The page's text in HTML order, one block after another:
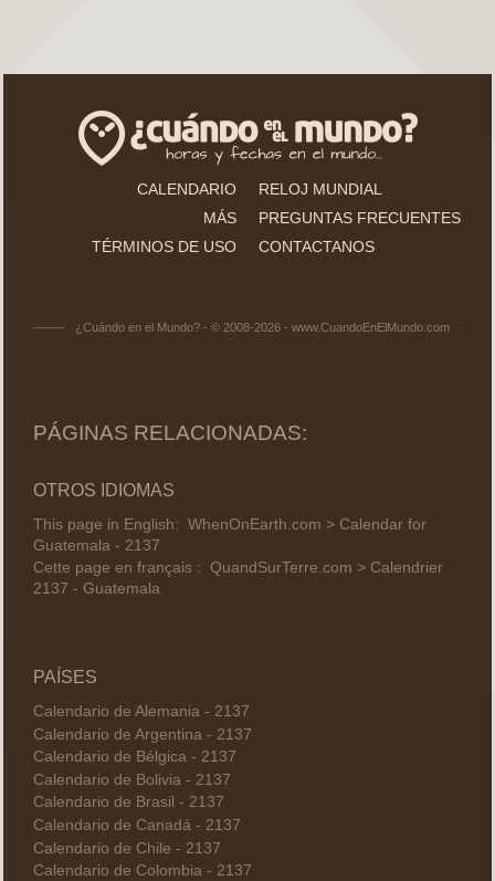
CALENDARIO
RELOJ MUNDIAL
MÁS
PREGUNTAS FRECUENTES
TÉRMINOS DE USO
CONTACTANOS
¿Cuándo en el Mundo? - © 2008-2026 - www.CuandoEnElMundo.com
PÁGINAS RELACIONADAS:
OTROS IDIOMAS
This page in English: WhenOnEarth.com > Calendar for
Guatemala - 2137
Cette page en français : QuandSurTerre.com > Calendrier
2137 - Guatemala
PAÍSES
Calendario de Alemania - 2137
Calendario de Argentina - 2137
Calendario de Bélgica - 2137
Calendario de Bolivia - 2137
Calendario de Brasil - 2137
Calendario de Canadá - 2137
Calendario de Chile - 2137
Calendario de Colombia - 2137